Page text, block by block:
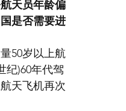
天员年龄偏
是否需要进
50岁以上航
纪)60年代驾
天飞机再次